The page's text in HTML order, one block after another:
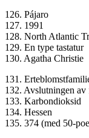
126. Pájaro
127. 1991
128. North Atlantic
129. En type tastatur
130. Agatha Christie
131.
132. Avslutningen av
133. Karbondioksid
134. Hessen
135. 374 (med 50-